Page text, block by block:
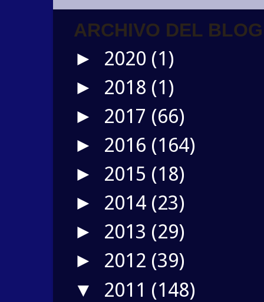
ARCHIVO DEL BLOG
► 2020 (1)
► 2018 (1)
► 2017 (66)
► 2016 (164)
► 2015 (18)
► 2014 (23)
► 2013 (29)
► 2012 (39)
▼ 2011 (148)